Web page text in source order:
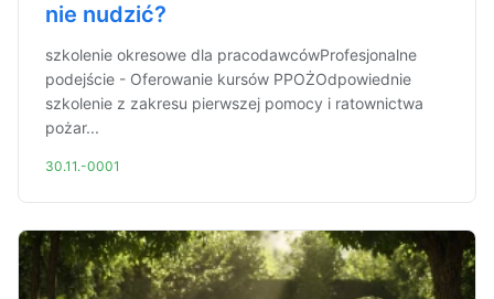
nie nudzić?
szkolenie okresowe dla pracodawcówProfesjonalne
podejście - Oferowanie kursów PPOŻOdpowiednie
szkolenie z zakresu pierwszej pomocy i ratownictwa
pożar...
30.11.-0001